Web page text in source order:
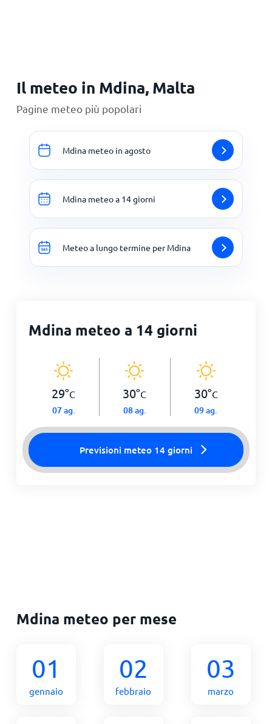
Il meteo in Mdina, Malta
Pagine meteo più popolari
Mdina meteo in agosto
Mdina meteo a 14 giorni
Meteo a lungo termine per Mdina
Mdina meteo a 14 giorni
29°C
07 ag.
30°C
08 ag.
30°C
09 ag.
Previsioni meteo 14 giorni
Mdina meteo per mese
01
gennaio
02
febbraio
03
marzo